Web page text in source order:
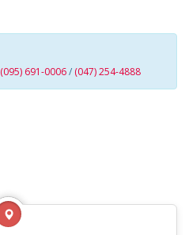
(095) 691-0006/ (047) 254-4888